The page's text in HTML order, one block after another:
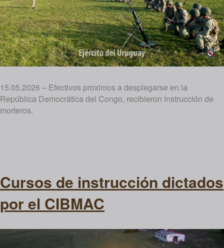
15.05.2026 – Efectivos proximos a desplegarse en la
República Democrática del Congo, recibieron instrucción de
morteros.
Cursos de instrucción dictados
por el CIBMAC